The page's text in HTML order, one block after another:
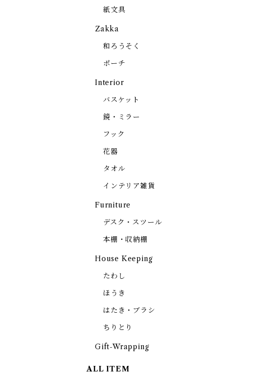
紙文具
Zakka
和ろうそく
ポーチ
Interior
バスケット
鏡・ミラー
フック
花器
タオル
インテリア雑貨
Furniture
デスク・スツール
本棚・収納棚
House Keeping
たわし
ほうき
はたき・ブラシ
ちりとり
Gift-Wrapping
ALL ITEM